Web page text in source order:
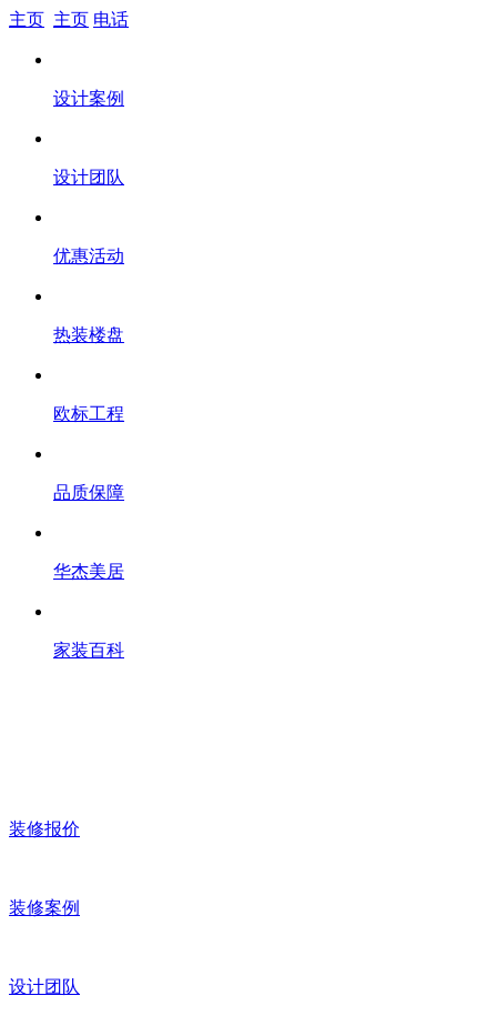
主页 主页 电话
设计案例
设计团队
优惠活动
热装楼盘
欧标工程
品质保障
华杰美居
家装百科
装修报价
装修案例
设计团队